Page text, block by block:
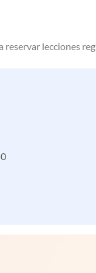
reservar lecciones